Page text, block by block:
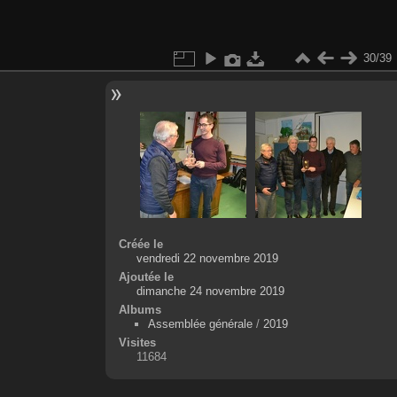
30/39
Créée le
vendredi 22 novembre 2019
Ajoutée le
dimanche 24 novembre 2019
Albums
Assemblée générale/ 2019
Visites
11684